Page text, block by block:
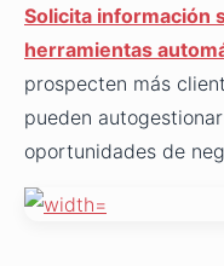
Solicita información
herramientas
prospecten más
pueden
oportunidades de